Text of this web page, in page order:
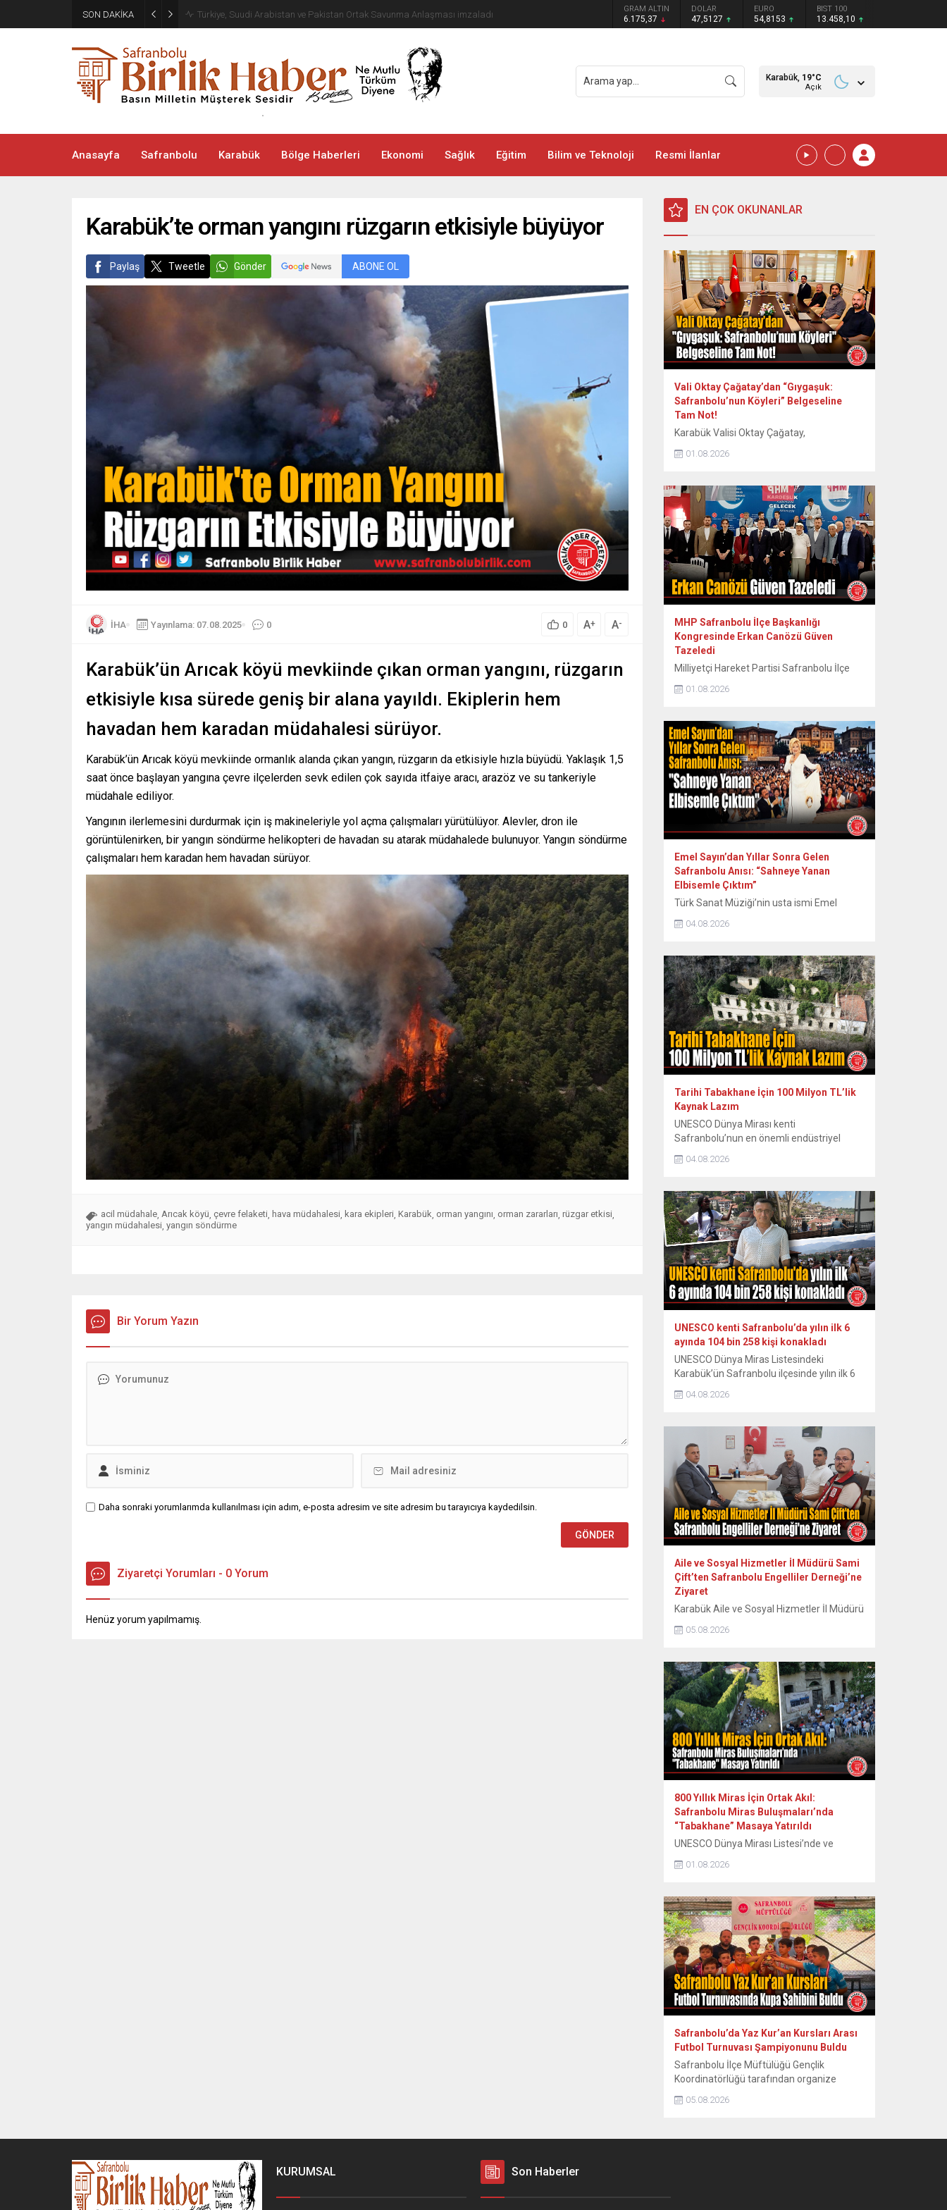
SON DAKİKA
Bakan Kurum: Asrın inşa seferberliğindeki hızımızı, sosyal konut seferberliğinde
de sürdürmeye devam ediyoruz
GRAM ALTIN
6.175,37
DOLAR
47,5127
EURO
54,8153
BIST 100
13.458,10
Karabük, 19°C
Açık
Anasayfa Safranbolu Karabük Bölge Haberleri Ekonomi Sağlık Eğitim Bilim ve Teknoloji Resmi İlanlar
Karabük’te orman yangını rüzgarın etkisiyle büyüyor
Paylaş Tweetle Gönder ABONE OL
İHA Yayınlama: 07.08.2025 0 0 A+ A-
Karabük’ün Arıcak köyü mevkiinde çıkan orman yangını, rüzgarın
etkisiyle kısa sürede geniş bir alana yayıldı. Ekiplerin hem
havadan hem karadan müdahalesi sürüyor.
Karabük’ün Arıcak köyü mevkiinde ormanlık alanda çıkan yangın, rüzgarın da etkisiyle hızla büyüdü. Yaklaşık 1,5
saat önce başlayan yangına çevre ilçelerden sevk edilen çok sayıda itfaiye aracı, arazöz ve su tankeriyle
müdahale ediliyor.
Yangının ilerlemesini durdurmak için iş makineleriyle yol açma çalışmaları yürütülüyor. Alevler, dron ile
görüntülenirken, bir yangın söndürme helikopteri de havadan su atarak müdahalede bulunuyor. Yangın söndürme
çalışmaları hem karadan hem havadan sürüyor.
acil müdahale, Arıcak köyü, çevre felaketi, hava müdahalesi, kara ekipleri, Karabük, orman yangını, orman zararları, rüzgar etkisi,
yangın müdahalesi, yangın söndürme
Bir Yorum Yazın
Daha sonraki yorumlarımda kullanılması için adım, e-posta adresim ve site adresim bu tarayıcıya kaydedilsin.
Ziyaretçi Yorumları - 0 Yorum
Henüz yorum yapılmamış.
EN ÇOK OKUNANLAR
Vali Oktay Çağatay’dan “Gıygaşuk:
Safranbolu’nun Köyleri” Belgeseline
Tam Not!
Karabük Valisi Oktay Çağatay,
somut olmayan kültürel mirasını kayıt
Köyleri” adlı uzun metraj belgesel filmini
izledi. Vali Oktay Çağatay, Vali Yardımcıları
Erol Özkan ve Kerem Süleyman Yüksel ile
birlikte özel gösterime katıldı. Etkinlikte
ayrıca Safranbolu Alan Başkanı Cemil
Belder, Kültürel Miras...
01.08.2026
MHP Safranbolu İlçe Başkanlığı
Kongresinde Erkan Canözü Güven
Tazeledi
Milliyetçi Hareket Partisi Safranbolu İlçe
aday olarak seçime giren mevcut başkan
yeniden başkan seçildi. MHP Safranbolu
İlçe Teşkilatının 15. Olağan Kongresi, Sunal
Tülbentçi Öğretmenevi’nde yoğun bir
katılımla gerçekleştirildi. Kongreye tek liste
ile giren mevcut İlçe Başkanı Erkan
Canözü, delegelerin güvenini...
01.08.2026
Emel Sayın’dan Yıllar Sonra Gelen
Safranbolu Anısı: “Sahneye Yanan
Elbisemle Çıktım”
Türk Sanat Müziği’nin usta ismi Emel
Sayın, 90’lı yılların başında Safranbolu’da
verdiği konserde sahne kostümünün
zor anları ve sonrasındaki renkli diyalogları
yıllar sonra paylaştı. Dönemin Safranbolu
Belediye Başkanı Mustafa Eren’in davetiyle
konser vermek üzere Safranbolu’ya gelen
ünlü sanatçı Emel Sayın, konakladığı tarihi
konakta sahne hazırlığı yaparken...
04.08.2026
Tarihi Tabakhane İçin 100 Milyon TL’lik
Kaynak Lazım
UNESCO Dünya Mirası kenti
Safranbolu’nun en önemli endüstriyel
Tabakhane Binası’nın rölöve, restitüsyon
Kurulu tarafından onaylandı. Yapının ayağa
kaldırılması için onaylı proje hazır
tutulurken, 80 ila 100 milyon TL’yi bulan
restorasyon maliyeti için kaynak arayışları
hız kazandı. Safranbolu Belediyesi Kültürel
Miras...
04.08.2026
UNESCO kenti Safranbolu’da yılın ilk 6
ayında 104 bin 258 kişi konakladı
UNESCO Dünya Miras Listesindeki
Karabük’ün Safranbolu ilçesinde yılın ilk 6
yüzde 7,1 artış yaşanırken, yabancı turist
Osmanlı döneminden kalma han, hamam,
cami, çeşme, köprü ve geleneksel
konaklarıyla her yıl yüz binlerce ziyaretçiyi
ağırlayan tarihi ilçede yılın ilk yarısındaki
verilere...
04.08.2026
Aile ve Sosyal Hizmetler İl Müdürü Sami
Çift’ten Safranbolu Engelliler Derneği’ne
Ziyaret
Karabük Aile ve Sosyal Hizmetler İl Müdürü
Safranbolu Engelliler Derneği’ni ziyaret
ihtiyaçlarını dinledi. Karabük Aile ve Sosyal
Hizmetler İl Müdürlüğü görevine atanan İl
Müdürü Sami Çift, İl Müdür Yardımcısı
Faruk Bey ve Harun Bey’den oluşan heyetle
birlikte Safranbolu Engelliler Derneği’ne...
05.08.2026
800 Yıllık Miras İçin Ortak Akıl:
Safranbolu Miras Buluşmaları’nda
“Tabakhane” Masaya Yatırıldı
UNESCO Dünya Mirası Listesi’nde ve
Cittaslow (Sakin Şehir) ağında yer alan
tarihi kent Safranbolu’da, kentin tarihsel ve
aktarmayı hedefleyen “Safranbolu Miras
Buluşmaları” serisinin ikincisi
gerçekleştirildi. Safranbolu Belediyesi
Kültürel Miras Koruma Müdürlüğü
tarafından organize edilen etkinlik, kentin
tarihsel üretim kültürünün kalbinde yer
alan Eski Tabakhane Binası önündeki...
01.08.2026
Safranbolu’da Yaz Kur’an Kursları Arası
Futbol Turnuvası Şampiyonunu Buldu
Safranbolu İlçe Müftülüğü Gençlik
Koordinatörlüğü tarafından organize
Turnuvası, heyecan dolu final
05.08.2026
KURUMSAL Son Haberler